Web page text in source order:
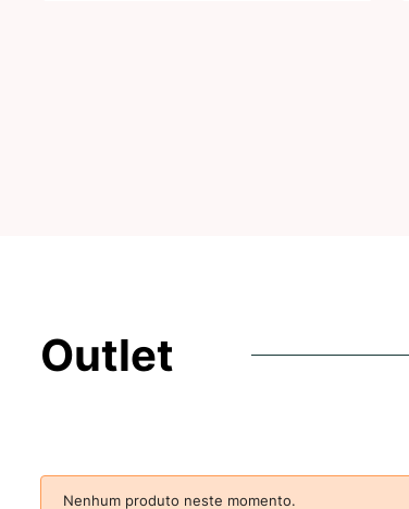
Outlet
Nenhum produto neste momento.